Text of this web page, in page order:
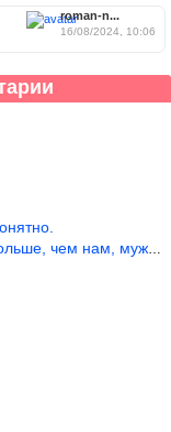
roman-n...
16/08/2024, 10:06
чем нам, мужикам?